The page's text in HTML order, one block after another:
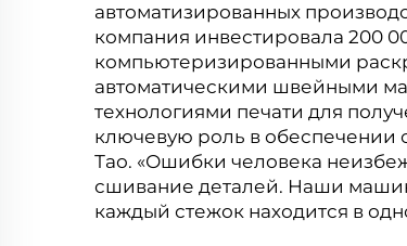
автоматизированных
компания инвестировала 200
компьютеризированными
автоматическими швейными
технологиями печати для
ключевую роль в обеспечении
Тао. «Ошибки человека
сшивание деталей. Наши
каждый стежок находится в